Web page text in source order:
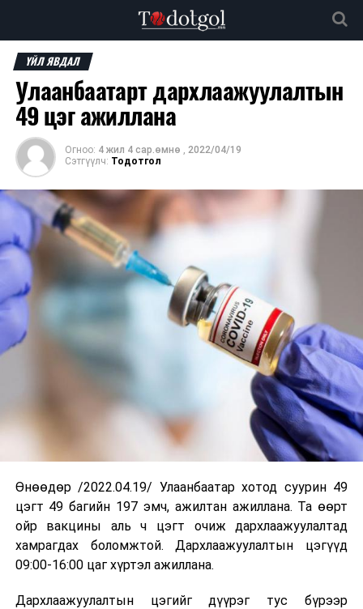
ҮЙЛ ЯВДАЛ
Улаанбаатарт дархлаажуулалтын
49 цэг ажиллана
Огноо: 4 жил 4 сар.өмнө , 2022/04/19
Сэтгүүлч: Тодотгол
Өнөөдөр /2022.04.19/ Улаанбаатар хотод суурин 49
цэгт 49 багийн 197 эмч, ажилтан ажиллана. Та өөрт
ойр вакцины аль ч цэгт очиж дархлаажуулалтад
хамрагдах боломжтой. Дархлаажуулалтын цэгүүд
09:00-16:00 цаг хүртэл ажиллана.
Дархлаажуулалтын цэгийг дүүрэг тус бүрээр